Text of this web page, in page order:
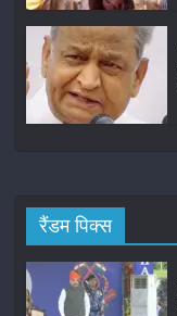
रैंडम पिक्स